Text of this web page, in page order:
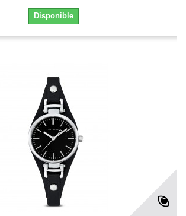
Disponible